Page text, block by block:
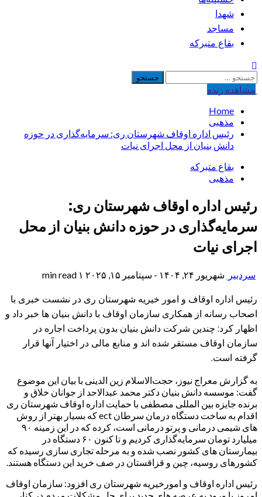
شهدا
مساجد
بقاع متبرکه
جستجو
برای:
مشاهده‌ زنده
Home
مذهبی
رئیس اداره اوقاف شهرستان ری: سرمایه‌گذاری در حوزه
دانش بنیان از محل اجرای نیات
بقاع متبرکه
مذهبی
رئیس اداره اوقاف شهرستان ری:
سرمایه‌گذاری در حوزه دانش بنیان از محل
اجرای نیات
سردبیر شهریور ۲۴, ۱۴۰۴ - سپتامبر ۱۵, ۲۰۲۵ ۱ min read
رئیس اداره اوقاف و امور خیریه شهرستان ری در نشست خبری با
اصحاب رسانه از همکاری سازمان اوقاف با دانش بنیان ها خبر داد و
اظهار کرد: چندین شرکت دانش بنیان بدون پرداخت اجاره در
سازمان اوقاف مستقر شده اند و منابع مالی در اختیار آنها قرار
گرفته است.
به گزارش معراج نیوز، حجت‌الاسلام زین الدینی با بیان این موضوع
گفت: موسسه دانش بنیان دکتر محمد عبدالاحد از جوانان خلاق و
برنده جایزه بین المللی مصطفی با حمایت اداره اوقاف شهرستان ری
اقدام به ساخت دستگاه درمان سرطان ect که بسیار بهتر از روش
های شیمی درمانی و پرتو درمانی است، کرده که در این زمینه ۹۰
میلیارد تومان سرمایه‌گذاری کردیم و تا کنون ۶۰ دستگاه در
بیمارستان های کشور نصب شده و به مرحله تجاری سازی رسیده که
کشورهای روسیه، چین و قزاقستان در صف خرید این دستگاه هستند.
رئیس اداره اوقاف و امورخیریه شهرستان ری افزود: سازمان اوقاف